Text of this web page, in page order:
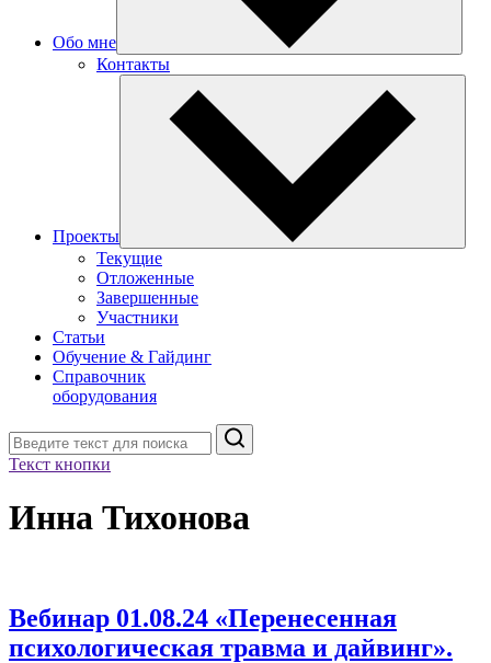
Обо мне
Контакты
Проекты
Текущие
Отложенные
Завершенные
Участники
Статьи
Обучение & Гайдинг
Справочник
оборудования
Поиск
Текст кнопки
Инна Тихонова
Вебинар 01.08.24 «Перенесенная
психологическая травма и дайвинг».